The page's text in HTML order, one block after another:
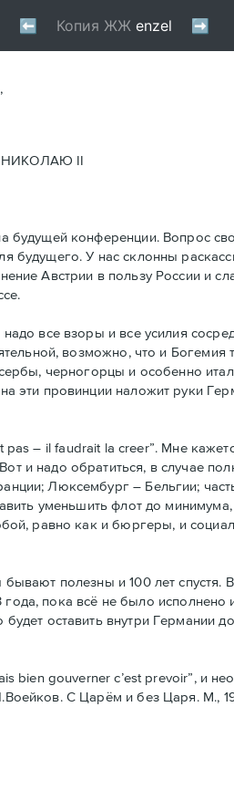
II
конференции. Вопрос
будущего. У нас склонны
Австрии в пользу России и
все взоры и все усилия
возможно, что и
черногорцы и особенно
эти провинции наложит руки
pas – il faudrait la creer”. Мне
и надо обратиться, в случае
Люксембург – Бельгии;
уменьшить флот до
равно как и бюргеры, и
полезны и 100 лет
пока всё не было
оставить внутри Германии
bien gouverner c’est prevoir”, и
С Царём и без Царя. М.,